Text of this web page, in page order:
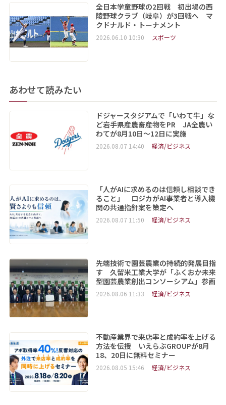
全日本学童野球の2回戦 初出場の西
陵野球クラブ（岐阜）が3回戦へ マ
クドナルド・トーナメント
2026.06.10 10:30 スポーツ
あわせて読みたい
ドジャースタジアムで「いわて牛」な
ど岩手県産農畜産物をPR JA全農い
わてが8月10日～12日に実施
2026.08.07 14:40 経済/ビジネス
「人がAIに求めるのは信頼し相談でき
ること」 ロジカがAI事業者と導入機
関の共通指針案を策定へ
2026.08.07 11:50 経済/ビジネス
先端技術で園芸農業の持続的発展目指
す 久留米工業大学が「ふくおか未来
型園芸農業創出コンソーシアム」参画
2026.08.06 11:33 経済/ビジネス
不動産業界で来店率と成約率を上げる
方法を伝授 いえらぶGROUPが8月
18、20日に無料セミナー
2026.08.05 15:46 経済/ビジネス